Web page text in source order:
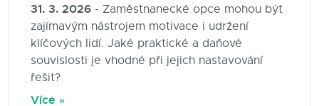
31. 3. 2026 - Zaměstnanecké opce mohou být
zajímavým nástrojem motivace i udržení
klíčových lidí. Jaké praktické a daňové
souvislosti je vhodné při jejich nastavování
řešit?
Více »